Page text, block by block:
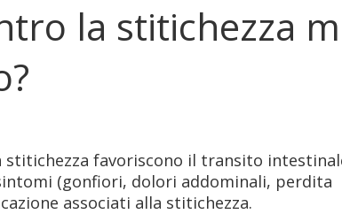
la stitichezza
favoriscono il transito
(gonfiori, dolori addominali, perdita
associati alla stitichezza.